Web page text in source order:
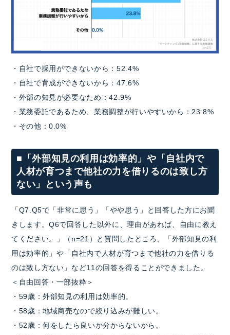
・自社で採用ができないから：52.4%
・自社で育成ができないから：47.6%
・外部の知見が必要なため：42.9%
・業務委託であるため、業務調整が行いやすいから：23.8%
・その他：0.0%
■「外部知見の利用は効率的」や「自社内で
人材が育つまで他社の力を借りるのは致し方
ない」という声も
「Q7.Q5で「非常に思う」「やや思う」と回答した方にお聞
きします。Q6で回答した以外に、理由があれば、自由に教え
てください。」（n=21）と質問したところ、「外部知見の利
用は効率的」や「自社内で人材が育つまで他社の力を借りる
のは致し方ない」など11の回答を得ることができました。
＜自由回答・一部抜粋＞
・59歳：外部知見の利用は効率的。
・58歳：地域商売なので絞り込みが難しい。
・52歳：何をしたら良いか分からないから。